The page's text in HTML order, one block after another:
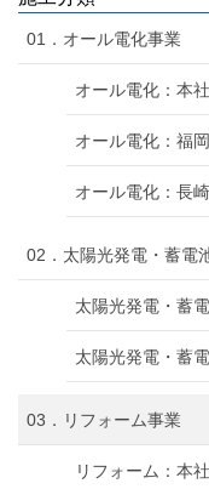
01．オール電化事業
オール電化：本
オール電化：福
オール電化：長
02．太陽光発電・蓄電
太陽光発電・蓄
太陽光発電・蓄
03．リフォーム事業
リフォーム：本